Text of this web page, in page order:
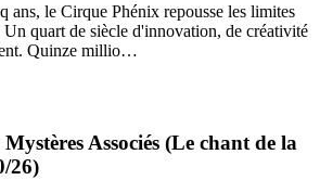
ans, le Cirque Phénix repousse les limites
Un quart de siècle d'innovation, de créativité
Quinze millio…
Associés (Le chant de la
26)